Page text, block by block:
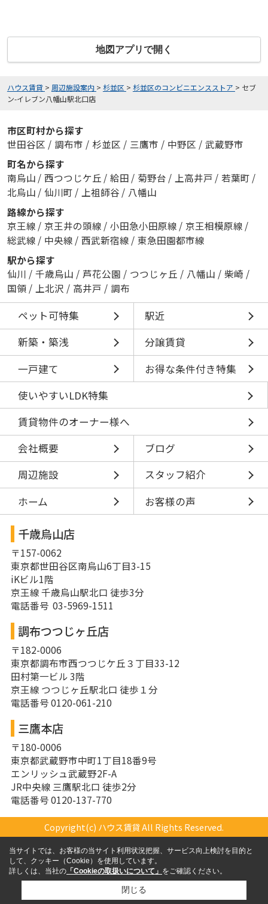
地図アプリで開く
ハウス賃貸 > 周辺施設案内 > 杉並区 > 杉並区のコンビニエンスストア > セブ
ン-イレブン八幡山駅北口店
市区町村から探す
世田谷区 / 調布市 / 杉並区 / 三鷹市 / 中野区 / 武蔵野市
町名から探す
南烏山 / 西つつじケ丘 / 給田 / 菊野台 / 上高井戸 / 若葉町 /
北烏山 / 仙川町 / 上祖師谷 / 八幡山
路線から探す
京王線 / 京王井の頭線 / 小田急小田原線 / 京王相模原線 /
総武線 / 中央線 / 西武新宿線 / 東急田園都市線
駅から探す
仙川 / 千歳烏山 / 芦花公園 / つつじヶ丘 / 八幡山 / 柴崎 /
国領 / 上北沢 / 高井戸 / 調布
ペット可特集
駅近
新築・築浅
分譲賃貸
一戸建て
お得な条件付き特集
使いやすいLDK特集
賃貸物件のオーナー様へ
会社概要
ブログ
周辺施設
スタッフ紹介
ホーム
お客様の声
千歳烏山店
〒157-0062
東京都世田谷区南烏山6丁目3-15
iKビル1階
京王線 千歳烏山駅北口 徒歩3分
電話番号 03-5969-1511
調布つつじヶ丘店
〒182-0006
東京都調布市西つつじケ丘３丁目33-12
田村第一ビル 3階
京王線 つつじヶ丘駅北口 徒歩１分
電話番号 0120-061-210
三鷹本店
〒180-0006
東京都武蔵野市中町1丁目18番9号
エンリッシュ武蔵野2F-A
JR中央線 三鷹駅北口 徒歩2分
電話番号 0120-137-770
Copyright(c) ハウス賃貸 All Rights Reserved.
当サイトでは、お客様の当サイト利用状況把握、サービス向上検討を目的と
して、クッキー（Cookie）を使用しています。
詳しくは、当社の 「Cookieの取扱いについて」 をご確認ください。
閉じる